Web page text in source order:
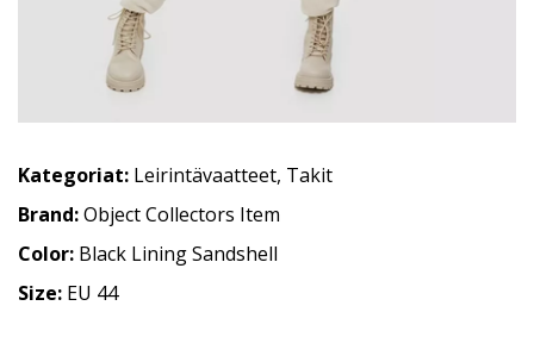
Kategoriat: Leirintävaatteet, Takit
Brand:Object Collectors Item
Color: Black Lining Sandshell
Size: EU 44